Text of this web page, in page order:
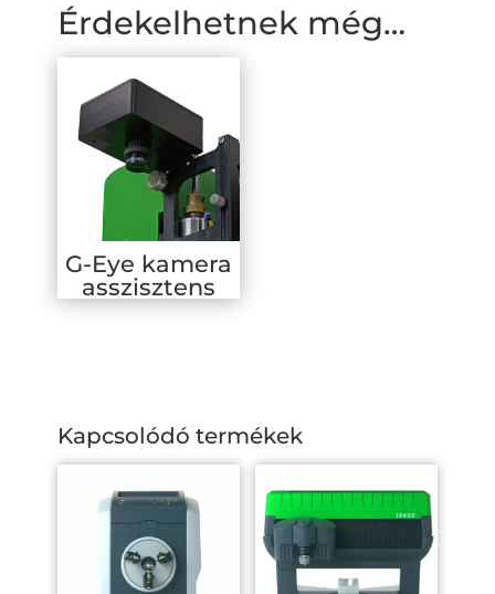
Érdekelhetnek még…
G-Eye kamera
asszisztens
Kapcsolódó termékek